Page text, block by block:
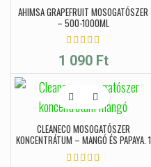
AHIMSA GRAPEFRUIT MOSOGATÓSZER
– 500-1000ML
1 090 Ft
CLEANECO MOSOGATÓSZER
KONCENTRÁTUM – MANGÓ ÉS PAPAYA, 1
L